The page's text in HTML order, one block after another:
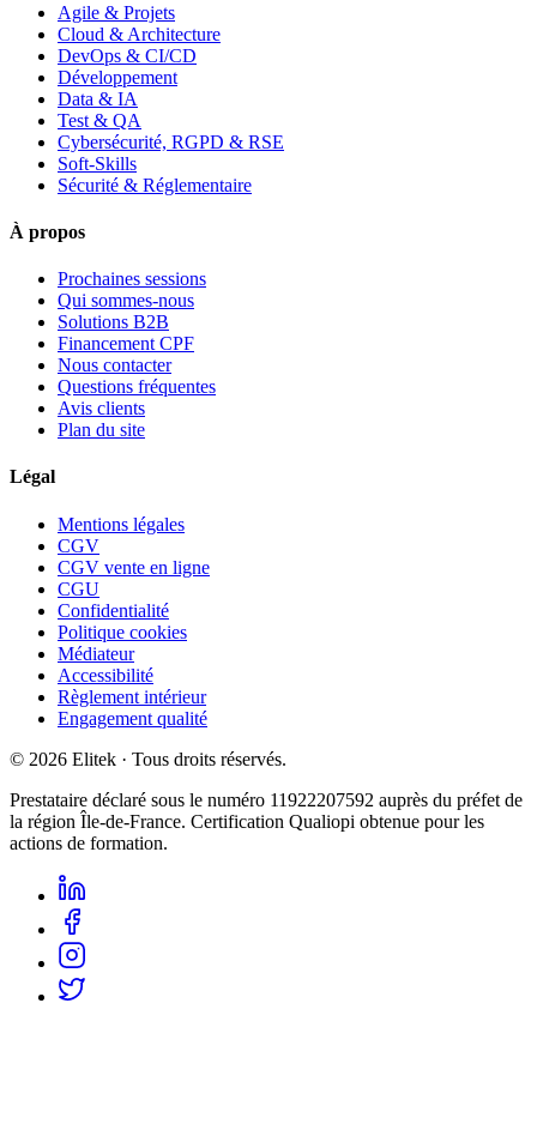
Agile & Projets
Cloud & Architecture
DevOps & CI/CD
Développement
Data & IA
Test & QA
Cybersécurité, RGPD & RSE
Soft-Skills
Sécurité & Réglementaire
À propos
Prochaines sessions
Qui sommes-nous
Solutions B2B
Financement CPF
Nous contacter
Questions fréquentes
Avis clients
Plan du site
Légal
Mentions légales
CGV
CGV vente en ligne
CGU
Confidentialité
Politique cookies
Médiateur
Accessibilité
Règlement intérieur
Engagement qualité
© 2026 Elitek · Tous droits réservés.
Prestataire déclaré sous le numéro 11922207592 auprès du préfet de
la région Île-de-France. Certification Qualiopi obtenue pour les
actions de formation.